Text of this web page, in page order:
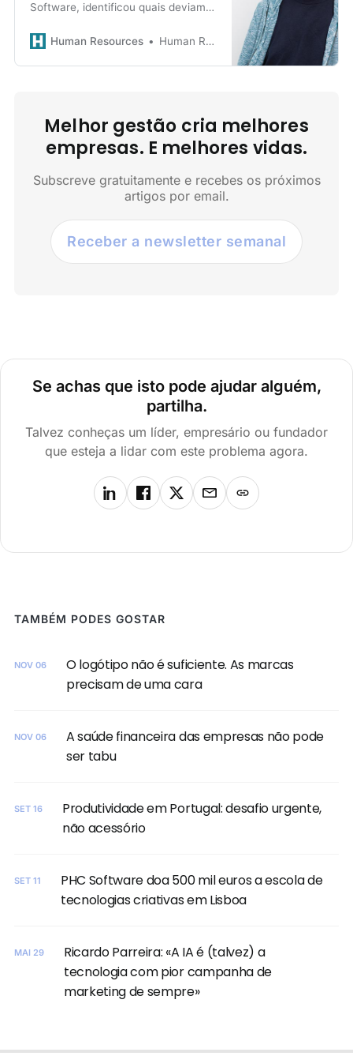
Software, identificou quais deviam
Trabalho, Solidariedade e
medidas deveriam ser prioridade em
Human Resources Human Resources
Melhor gestão cria melhores
empresas. E melhores vidas.
Subscreve gratuitamente e recebes os próximos
artigos por email.
Receber a newsletter semanal
Se achas que isto pode ajudar alguém,
partilha.
Talvez conheças um líder, empresário ou fundador
que esteja a lidar com este problema agora.
TAMBÉM PODES GOSTAR
NOV 06
O logótipo não é suficiente. As marcas
precisam de uma cara
NOV 06
A saúde financeira das empresas não pode
ser tabu
SET 16
Produtividade em Portugal: desafio urgente,
não acessório
SET 11
PHC Software doa 500 mil euros a escola de
tecnologias criativas em Lisboa
MAI 29
Ricardo Parreira: «A IA é (talvez) a
tecnologia com pior campanha de
marketing de sempre»